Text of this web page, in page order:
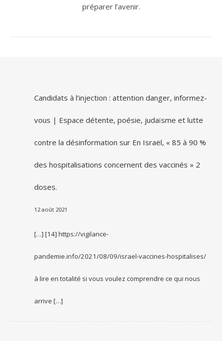
préparer l’avenir.
Candidats à l’injection : attention danger, informez-
vous | Espace détente, poésie, judaïsme et lutte
contre la désinformation sur En Israël, « 85 à 90 %
des hospitalisations concernent des vaccinés » 2
doses.
12 août 2021
[…] [14] https://vigilance-
pandemie.info/2021/08/09/israel-vaccines-hospitalises/
à lire en totalité si vous voulez comprendre ce qui nous
arrive […]